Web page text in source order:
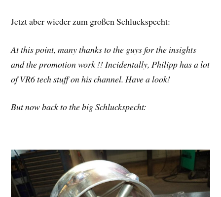
Jetzt aber wieder zum großen Schluckspecht:
At this point, many thanks to the guys for the insights
and the promotion work !! Incidentally, Philipp has a lot
of VR6 tech stuff on his channel. Have a look!
But now back to the big Schluckspecht: